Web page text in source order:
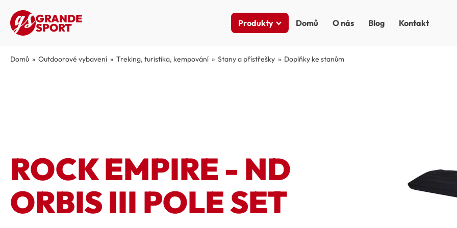
GRANDE
SPORT Produkty Domů O nás Blog Kontakt
Domů » Outdoorové vybavení » Treking, turistika, kempování » Stany a přístřešky » Doplňky ke stanům
ROCK EMPIRE - ND
ORBIS III POLE SET